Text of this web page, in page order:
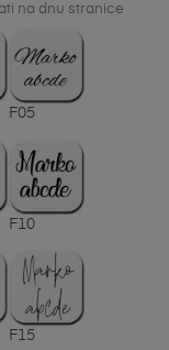
na dnu stranice
F05
F10
F15